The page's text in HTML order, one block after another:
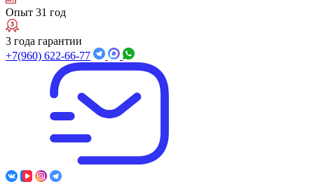
Опыт 31 год
3 года гарантии
+7(960) 622-66-77